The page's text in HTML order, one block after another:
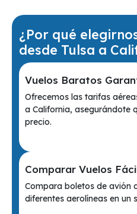
¿Por qué
desde Tulsa a
Vuelos Baratos
Ofrecemos las tarifas
a California, asegurándote
precio.
Comparar Vuelos
Compara boletos de avión
diferentes aerolíneas en un